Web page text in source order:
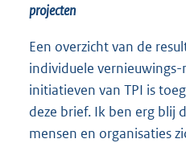
projecten
Een overzicht van de
individuele
initiatieven van TPI is
deze brief. Ik ben erg blij
mensen en organisaties